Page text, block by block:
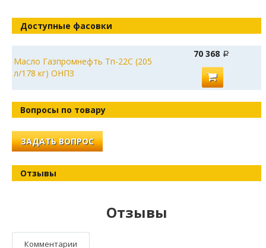
Доступные фасовки
Масло Газпромнефть Тп-22С (205
л/178 кг) ОНПЗ
70 368
Вопросы по товару
ЗАДАТЬ ВОПРОС
Отзывы
Отзывы
Комментарии